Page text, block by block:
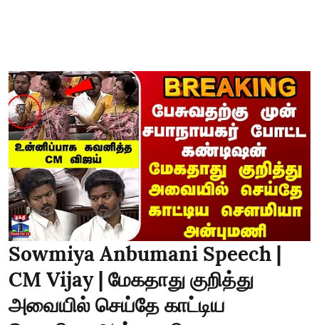
Sowmiya Anbumani Speech |
CM Vijay | மேகதாது குறித்து
அவையில் செய்தே காட்டிய